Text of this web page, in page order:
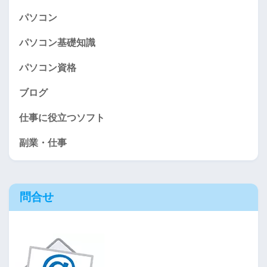
パソコン
パソコン基礎知識
パソコン資格
ブログ
仕事に役立つソフト
副業・仕事
問合せ